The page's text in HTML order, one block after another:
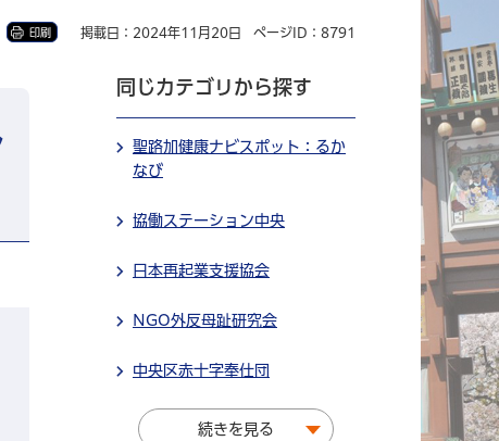
印刷 掲載日：2024年11月20日 ページID：8791
同じカテゴリから探す
聖路加健康ナビスポット：るか
なび
協働ステーション中央
日本再起業支援協会
NGO外反母趾研究会
中央区赤十字奉仕団
続きを見る